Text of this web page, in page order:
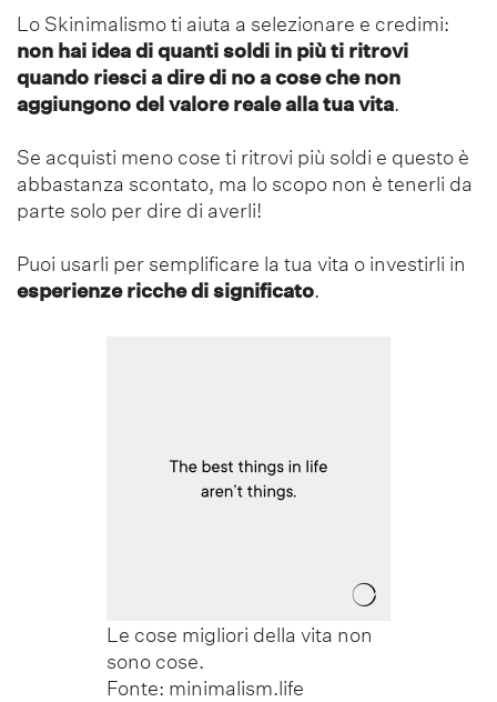
Lo Skinimalismo ti aiuta a selezionare e credimi:
non hai idea di quanti soldi in più ti ritrovi
quando riesci a dire di no a cose che non
aggiungono del valore reale alla tua vita.
Se acquisti meno cose ti ritrovi più soldi e questo è
abbastanza scontato, ma lo scopo non è tenerli da
parte solo per dire di averli!
Puoi usarli per semplificare la tua vita o investirli in
esperienze ricche di significato.
Le cose migliori della vita non
sono cose.
Fonte: minimalism.life